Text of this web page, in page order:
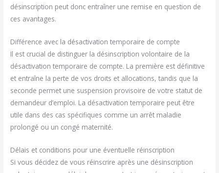
désinscription peut donc entraîner une remise en question de
ces avantages.
Différence avec la désactivation temporaire de compte
Il est crucial de distinguer la désinscription volontaire de la
désactivation temporaire de compte. La première est définitive
et entraîne la perte de vos droits et allocations, tandis que la
seconde permet une suspension provisoire de votre statut de
demandeur d’emploi. La désactivation temporaire peut être
utile dans des cas spécifiques comme un arrêt maladie
prolongé ou un congé maternité.
Délais et conditions pour une éventuelle réinscription
Si vous décidez de vous réinscrire après une désinscription